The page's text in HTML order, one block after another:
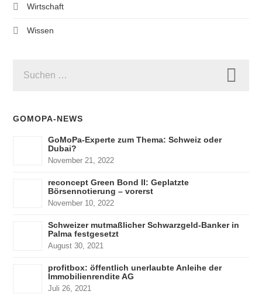
Wirtschaft
Wissen
NACH:
GOMOPA-NEWS
GoMoPa-Experte zum Thema: Schweiz oder
Dubai?
November 21, 2022
reconcept Green Bond II: Geplatzte
Börsennotierung – vorerst
November 10, 2022
Schweizer mutmaßlicher Schwarzgeld-Banker in
Palma festgesetzt
August 30, 2021
profitbox: öffentlich unerlaubte Anleihe der
Immobilienrendite AG
Juli 26, 2021